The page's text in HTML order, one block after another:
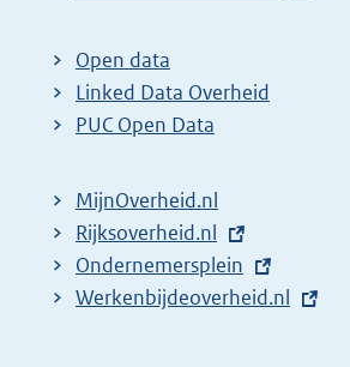
t
e
r
l
i
n
k
Open data
Linked Data Overheid
PUC Open Data
MijnOverheid.nl
E
x
t
Rijksoverheid.nl
E
x
Ondernemersplein
E
Werkenbijdeoverheid.nl